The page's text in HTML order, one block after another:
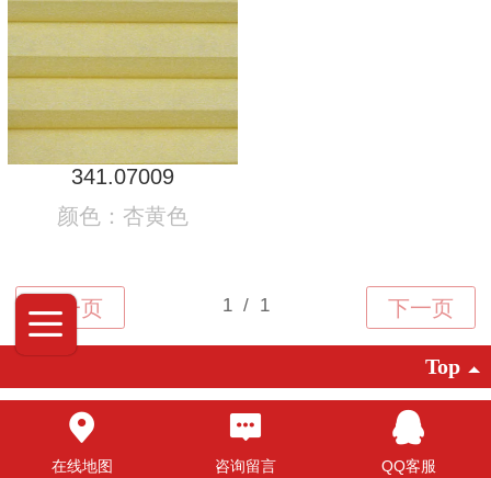
341.07009
颜色：杏黄色
Top
©2025 广东创明遮阳科技有限公司 版权
在线地图 咨询留言 QQ客服